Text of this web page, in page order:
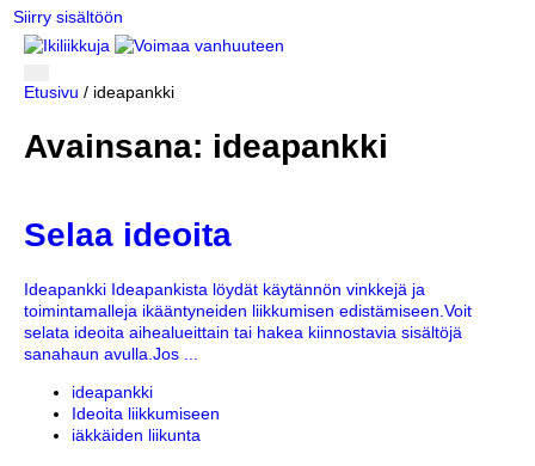
Siirry sisältöön
Etusivu / ideapankki
Avainsana: ideapankki
Selaa ideoita
Ideapankki Ideapankista löydät käytännön vinkkejä ja
toimintamalleja ikääntyneiden liikkumisen edistämiseen.Voit
selata ideoita aihealueittain tai hakea kiinnostavia sisältöjä
sanahaun avulla.Jos ...
ideapankki
Ideoita liikkumiseen
iäkkäiden liikunta